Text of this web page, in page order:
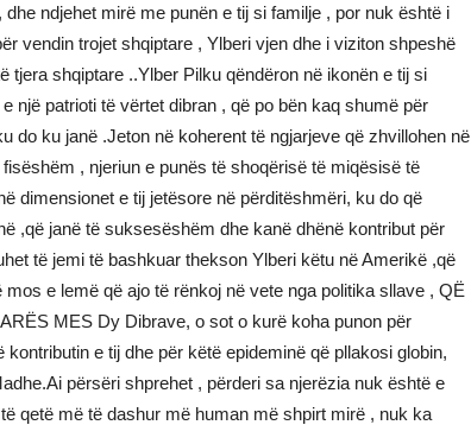
ndjehet mirë me punën e tij si familje , por nuk është i
vendin trojet shqiptare , Ylberi vjen dhe i viziton shpeshë
tjera shqiptare ..Ylber Pilku qëndëron në ikonën e tij si
një patrioti të vërtet dibran , që po bën kaq shumë për
do ku janë .Jeton në koherent të ngjarjeve që zhvillohen në
, njeriun e punës të shoqërisë të miqësisë të
dimensionet e tij jetësore në përditëshmëri, ku do që
,që janë të suksesëshëm dhe kanë dhënë kontribut për
të jemi të bashkuar thekson Ylberi këtu në Amerikë ,që
e lemë që ajo të rënkoj në vete nga politika sllave , QË
MES Dy Dibrave, o sot o kurë koha punon për
e tij dhe për këtë epideminë që pllakosi globin,
përsëri shprehet , përderi sa njerëzia nuk është e
qetë më të dashur më human më shpirt mirë , nuk ka